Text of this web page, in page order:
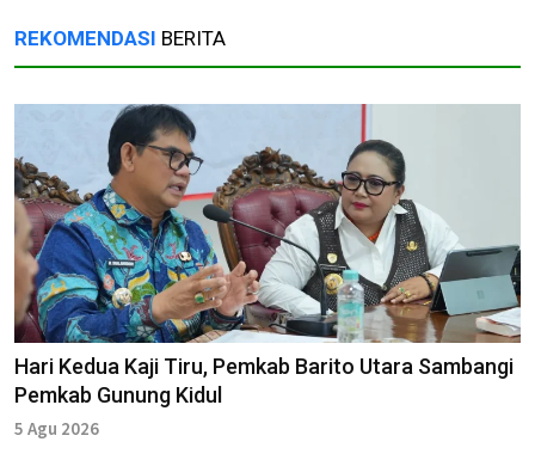
REKOMENDASI BERITA
Hari Kedua Kaji Tiru, Pemkab Barito Utara Sambangi
Pemkab Gunung Kidul
5 Agu 2026